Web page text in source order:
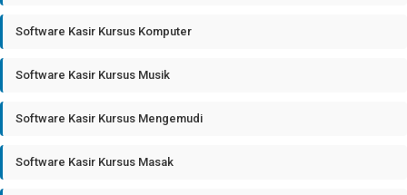
Software Kasir Kursus Komputer
Software Kasir Kursus Musik
Software Kasir Kursus Mengemudi
Software Kasir Kursus Masak